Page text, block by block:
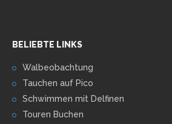
BELIEBTE LINKS
Walbeobachtung
Tauchen auf Pico
Schwimmen mit Delfinen
Touren Buchen